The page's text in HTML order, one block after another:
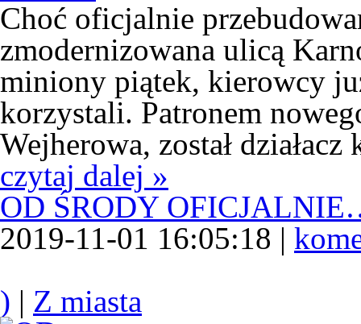
Choć oficjalnie
zmodernizowana ulicą
miniony piątek, kierowcy
korzystali. Patronem
Wejherowa, został
czytaj dalej »
OD ŚRODY
2019-11-01 16:05:18 |
) | Z miasta